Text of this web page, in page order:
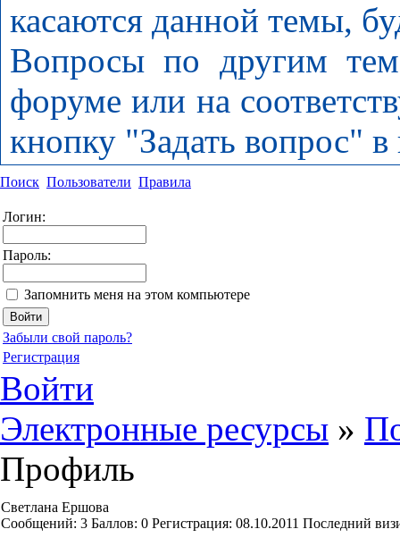
касаются данной темы,
Вопросы по другим
форуме или на
кнопку "Задать вопрос"
Поиск Пользователи Правила
Логин:
Пароль:
Запомнить меня на этом компьютере
Забыли свой пароль?
Регистрация
Войти
Электронные ресурсы »
Профиль
Светлана Ершова
Cообщений: 3 Баллов: 0 Регистрация: 08.10.2011 Последний